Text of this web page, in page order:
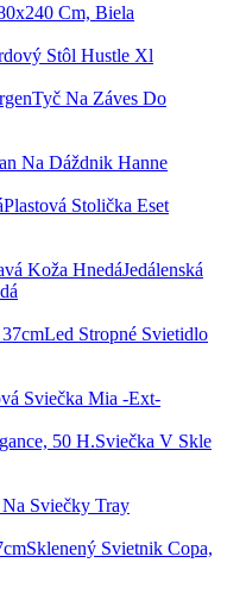
Cm, Biela
Stôl Hustle Xl
Tyč Na Záves Do
Na Dáždnik Hanne
Plastová Stolička Eset
Jedálenská
Led Stropné Svietidlo
Sviečka Mia -Ext-
Sviečka V Skle
Sviečky Tray
Sklenený Svietnik Copa,